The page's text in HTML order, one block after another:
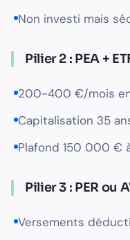
Non investi mais
Pilier 2 : PEA +
200-400 €/mois
Capitalisation 35
Plafond 150 000 €
Pilier 3 : PER ou
Versements